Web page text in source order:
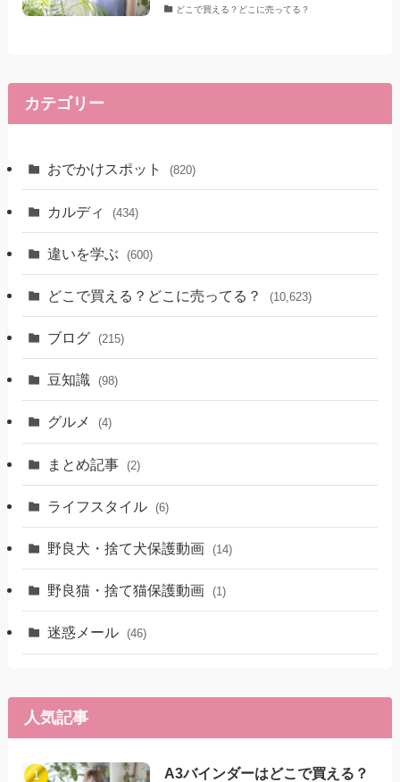
どこで買える？どこに売ってる？
カテゴリー
おでかけスポット (820)
カルディ (434)
違いを学ぶ (600)
どこで買える？どこに売ってる？ (10,623)
ブログ (215)
豆知識 (98)
グルメ (4)
まとめ記事 (2)
ライフスタイル (6)
野良犬・捨て犬保護動画 (14)
野良猫・捨て猫保護動画 (1)
迷惑メール (46)
人気記事
A3バインダーはどこで買える？